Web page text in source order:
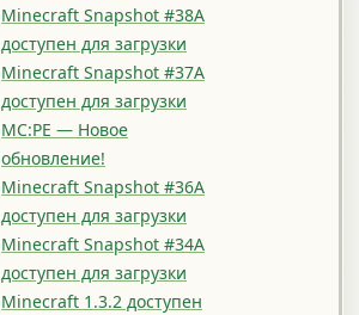
Minecraft Snapshot #38A
доступен для загрузки
Minecraft Snapshot #37A
доступен для загрузки
MC:PE — Новое
обновление!
Minecraft Snapshot #36A
доступен для загрузки
Minecraft Snapshot #34А
доступен для загрузки
Minecraft 1.3.2 доступен